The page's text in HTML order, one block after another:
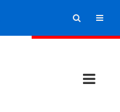
ricerca menu